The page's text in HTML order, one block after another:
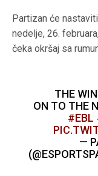
Partizan će
nedelje, 26.
čeka okršaj sa
THE
ON TO THE
#EBL
—